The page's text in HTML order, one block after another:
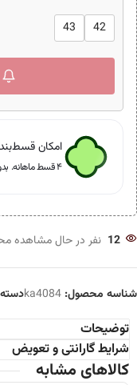
42
43
امکان
۴ قسط ماهانه. بدون سود، چک و ضامن.
12 نفر در حال مشاهده
شناسه محصول: ka4084
توضیحات
شرایط گارانتی و تعویض
کالاهای مشابه